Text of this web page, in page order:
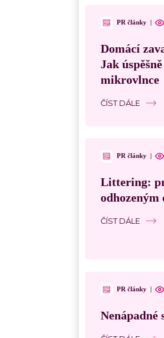
PR články |
Domácí
Jak
mikrovlnce
ČÍST DÁLE
PR články |
Littering:
odhozeným
ČÍST DÁLE
PR články |
Nenápadné